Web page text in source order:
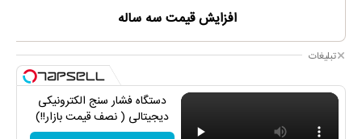
افزایش قیمت سه ساله
تبلیغات
دستگاه فشار سنج الکترونیکی
دیجیتالی ( نصف قیمت بازار!!)